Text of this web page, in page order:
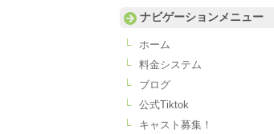
ナビゲーションメニュー
ホーム
料金システム
ブログ
公式Tiktok
キャスト募集！